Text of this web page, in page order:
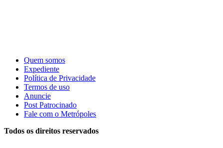
Quem somos
Expediente
Política de Privacidade
Termos de uso
Anuncie
Post Patrocinado
Fale com o Metrópoles
Todos os direitos reservados